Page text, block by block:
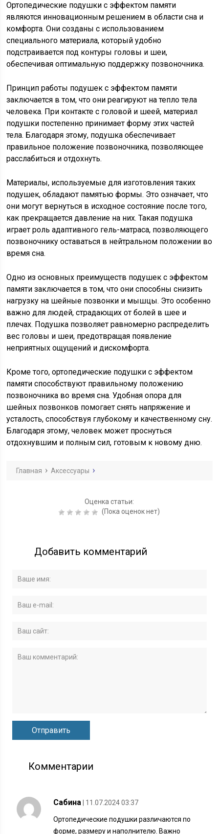
Ортопедические подушки с эффектом памяти
являются инновационным решением в области сна и
комфорта. Они созданы с использованием
специального материала, который удобно
подстраивается под контуры головы и шеи,
обеспечивая оптимальную поддержку позвоночника.
Принцип работы подушек с эффектом памяти
заключается в том, что они реагируют на тепло тела
человека. При контакте с головой и шеей, материал
подушки постепенно принимает форму этих частей
тела. Благодаря этому, подушка обеспечивает
правильное положение позвоночника, позволяющее
расслабиться и отдохнуть.
Материалы, используемые для изготовления таких
подушек, обладают памятью формы. Это означает, что
они могут вернуться в исходное состояние после того,
как прекращается давление на них. Такая подушка
играет роль адаптивного гель-матраса, позволяющего
позвоночнику оставаться в нейтральном положении во
время сна.
Одно из основных преимуществ подушек с эффектом
памяти заключается в том, что они способны снизить
нагрузку на шейные позвонки и мышцы. Это особенно
важно для людей, страдающих от болей в шее и
плечах. Подушка позволяет равномерно распределить
вес головы и шеи, предотвращая появление
неприятных ощущений и дискомфорта.
Кроме того, ортопедические подушки с эффектом
памяти способствуют правильному положению
позвоночника во время сна. Удобная опора для
шейных позвонков помогает снять напряжение и
усталость, способствуя глубокому и качественному сну.
Благодаря этому, человек может проснуться
отдохнувшим и полным сил, готовым к новому дню.
Главная Аксессуары
Оценка статьи:
(Пока оценок нет)
Добавить комментарий
Комментарии
Сабина | 11.07.2024 03:37
Ортопедические подушки различаются по
форме, размеру и наполнителю. Важно